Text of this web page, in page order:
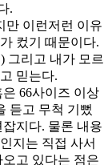
.
만 이런저런 이유
컸기 때문이다.
그리고 내가 모르
믿는다.
66사이즈 이상
듣고 무척 기뻤
지다. 물론 내용
지는 직접 사서
고 있다는 점은